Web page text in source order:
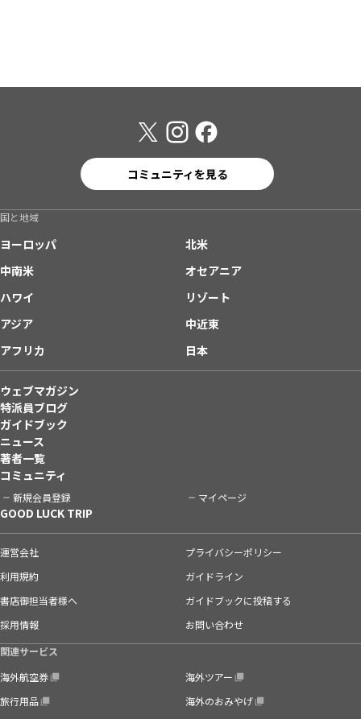
コミュニティを見る
国と地域
ヨーロッパ
北米
中南米
オセアニア
ハワイ
リゾート
アジア
中近東
アフリカ
日本
ウェブマガジン
特派員ブログ
ガイドブック
ニュース
著者一覧
コミュニティ
新規会員登録 マイページ
GOOD LUCK TRIP
運営会社
プライバシーポリシー
利用規約
ガイドライン
書店御担当者様へ
ガイドブックに投稿する
採用情報
お問い合わせ
関連サービス
海外航空券
海外ツアー
旅行用品
海外のおみやげ